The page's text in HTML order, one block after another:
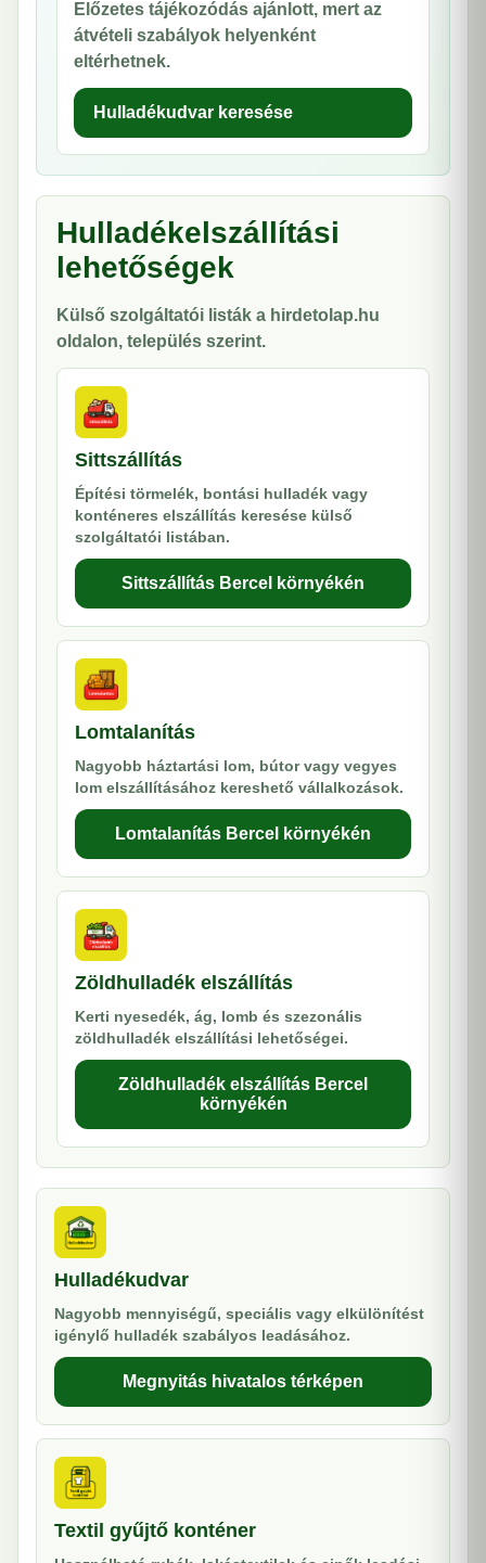
Előzetes tájékozódás ajánlott, mert az
átvételi szabályok helyenként
eltérhetnek.
Hulladékudvar keresése
Hulladékelszállítási
lehetőségek
Külső szolgáltatói listák a hirdetolap.hu
oldalon, település szerint.
Sittszállítás
Építési törmelék, bontási hulladék vagy
konténeres elszállítás keresése külső
szolgáltatói listában.
Sittszállítás Bercel környékén
Lomtalanítás
Nagyobb háztartási lom, bútor vagy vegyes
lom elszállításához kereshető vállalkozások.
Lomtalanítás Bercel környékén
Zöldhulladék elszállítás
Kerti nyesedék, ág, lomb és szezonális
zöldhulladék elszállítási lehetőségei.
Zöldhulladék elszállítás Bercel
környékén
Hulladékudvar
Nagyobb mennyiségű, speciális vagy elkülönítést
igénylő hulladék szabályos leadásához.
Megnyitás hivatalos térképen
Textil gyűjtő konténer